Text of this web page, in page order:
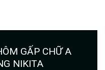
GẤP CHỮ A
NIKITA